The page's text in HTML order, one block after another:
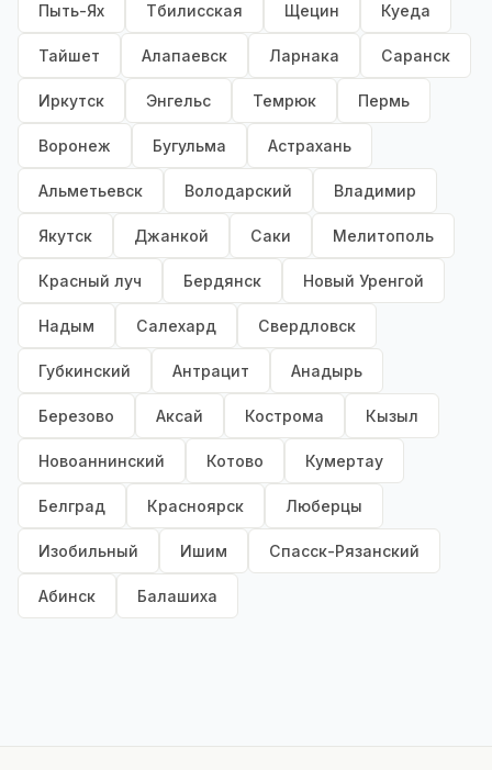
Пыть-Ях Тбилисская Щецин Куеда
Тайшет Алапаевск Ларнака Саранск
Иркутск Энгельс Темрюк Пермь
Воронеж Бугульма Астрахань
Альметьевск Володарский Владимир
Якутск Джанкой Саки Мелитополь
Красный луч Бердянск Новый Уренгой
Надым Салехард Свердловск
Губкинский Антрацит Анадырь
Березово Аксай Кострома Кызыл
Новоаннинский Котово Кумертау
Белград Красноярск Люберцы
Изобильный Ишим Спасск-Рязанский
Абинск Балашиха